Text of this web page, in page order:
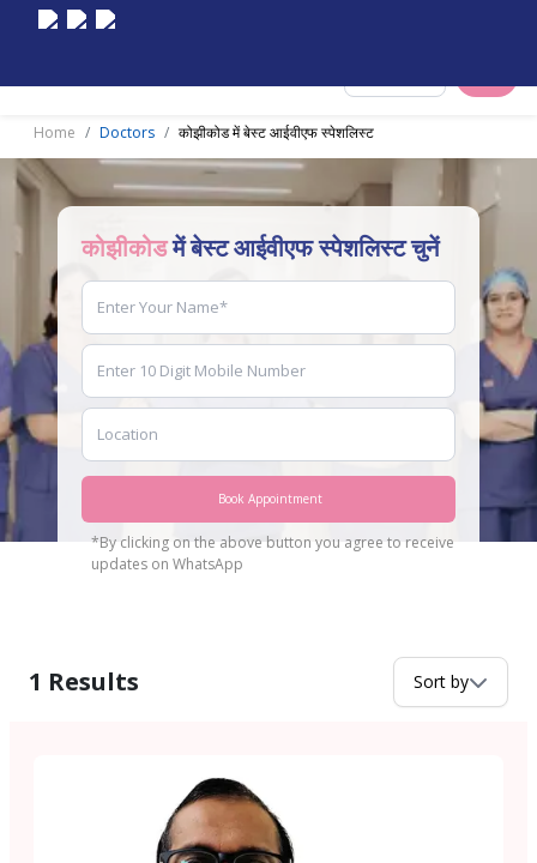
Home Doctors कोझीकोड में बेस्ट आईवीएफ स्पेशलिस्ट
कोझीकोडमें बेस्ट आईवीएफ स्पेशलिस्ट चुनें
Book Appointment
*By clicking on the above button you agree to receive
updates on WhatsApp
1 Results Sort by